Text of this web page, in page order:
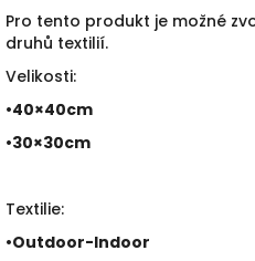
Pro tento produkt je možné
druhů textilií.
Velikosti:
•40×40cm
•30×30cm
Textilie:
•Outdoor-Indoor